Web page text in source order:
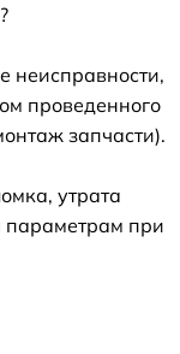
неисправности,
проведенного
запчасти).
утрата
параметрам при